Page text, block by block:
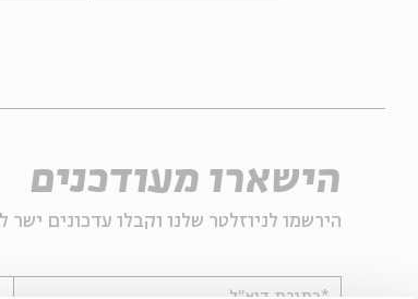
הישארו מעודכנים
הירשמו לניוזלטר שלנו וקבלו עדכונים ישר